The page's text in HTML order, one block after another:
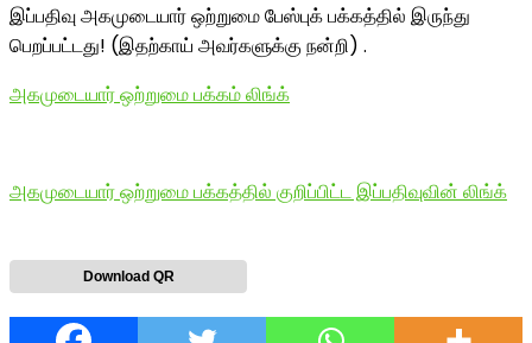
இப்பதிவு அகமுடையார் ஒற்றுமை பேஸ்புக் பக்கத்தில் இருந்து
பெறப்பட்டது! (இதற்காய் அவர்களுக்கு நன்றி) .
அகமுடையார் ஒற்றுமை பக்கம் லிங்க்
அகமுடையார் ஒற்றுமை பக்கத்தில் குறிப்பிட்ட இப்பதிவுவின் லிங்க்
Download QR